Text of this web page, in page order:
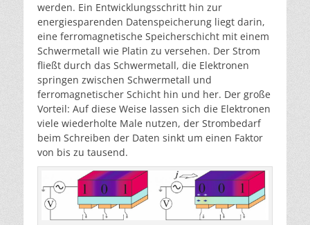
werden. Ein Entwicklungsschritt hin zur
energiesparenden Datenspeicherung liegt darin,
eine ferromagnetische Speicherschicht mit einem
Schwermetall wie Platin zu versehen. Der Strom
fließt durch das Schwermetall, die Elektronen
springen zwischen Schwermetall und
ferromagnetischer Schicht hin und her. Der große
Vorteil: Auf diese Weise lassen sich die Elektronen
viele wiederholte Male nutzen, der Strombedarf
beim Schreiben der Daten sinkt um einen Faktor
von bis zu tausend.